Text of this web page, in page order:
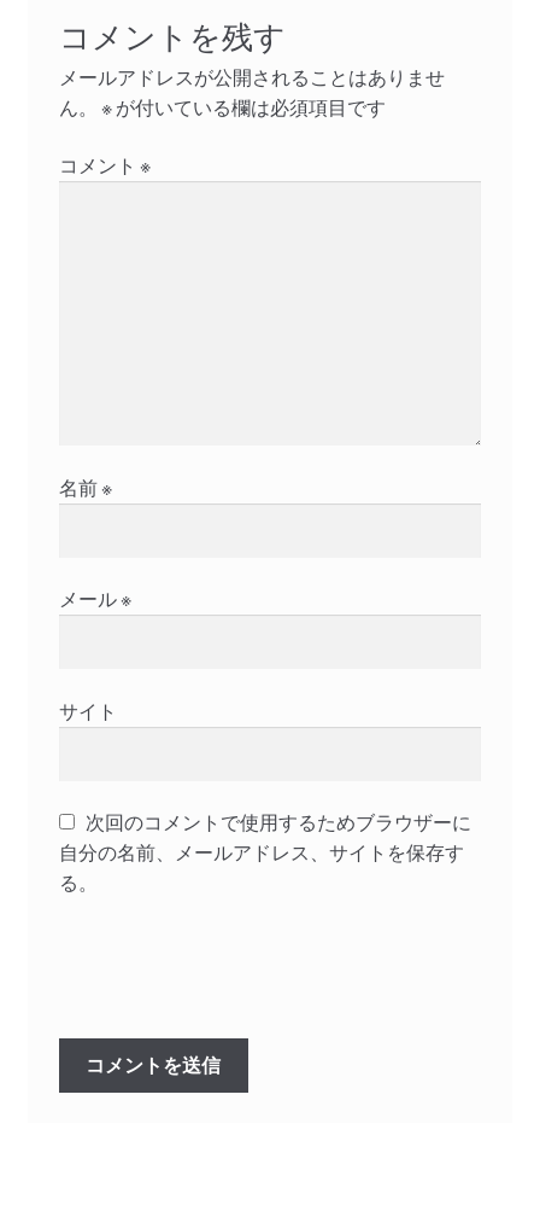
ゲ
ー
シ
ョ
コメントを残す
メールアドレスが公開されることはありませ
ん。
※が付いている欄は必須項目です
コメント ※
名前※
メール※
サイト
次回のコメントで使用するためブラウザーに
自分の名前、メールアドレス、サイトを保存す
る。